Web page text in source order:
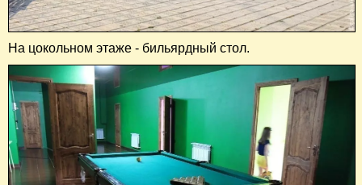
На цокольном этаже - бильярдный стол.